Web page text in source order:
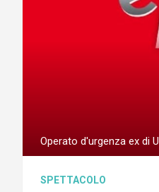
Operato d'urgenza ex di
SPETTACOLO